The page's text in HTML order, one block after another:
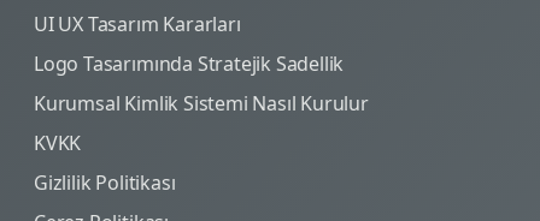
UI UX Tasarım Kararları
Logo Tasarımında Stratejik Sadellik
Kurumsal Kimlik Sistemi Nasıl Kurulur
KVKK
Gizlilik Politikası